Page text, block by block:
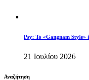
Psy: Το «Gangnam Style»
21 Ιουλίου 2026
Αναζήτηση